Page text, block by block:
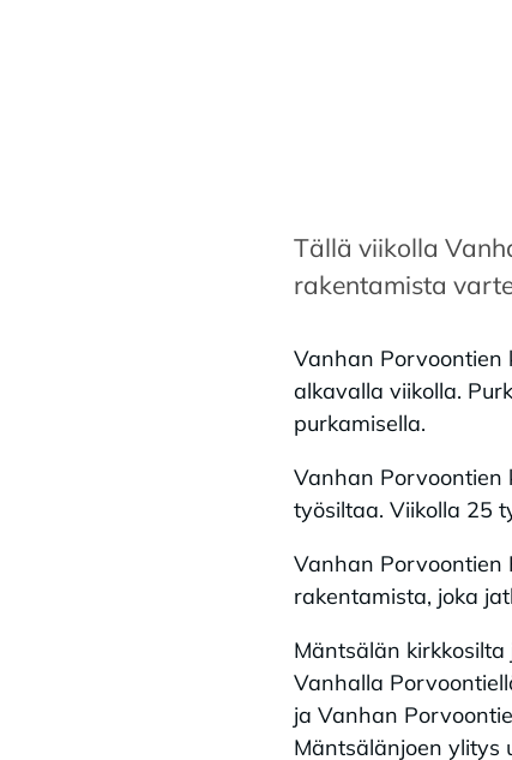
Tällä viikolla
rakentamista
Vanhan Porvoontien
alkavalla viikolla.
purkamisella.
Vanhan Porvoontien
työsiltaa. Viikolla 25
Vanhan Porvoontien
rakentamista, joka
Mäntsälän
Vanhalla
ja Vanhan
Mäntsälänjoen ylitys